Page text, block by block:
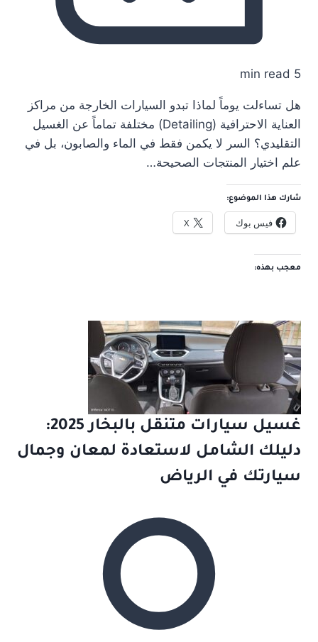
5 min read
هل تساءلت يوماً لماذا تبدو السيارات الخارجة من مراكز
العناية الاحترافية (Detailing) مختلفة تماماً عن الغسيل
التقليدي؟ السر لا يكمن فقط في الماء والصابون، بل في
علم اختيار المنتجات الصحيحة…
شارك هذا الموضوع:
فيس بوك X
معجب بهذه:
غسيل سيارات متنقل بالبخار 2025:
دليلك الشامل لاستعادة لمعان وجمال
سيارتك في الرياض